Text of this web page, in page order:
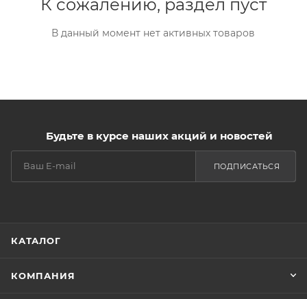
К сожалению, раздел пуст
В данный момент нет активных товаров
Будьте в курсе наших акций и новостей
ПОДПИСАТЬСЯ
КАТАЛОГ
КОМПАНИЯ